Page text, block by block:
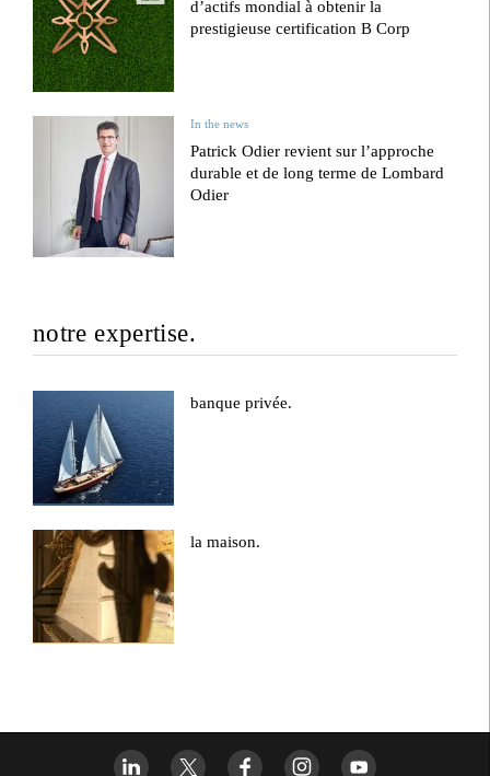
d’actifs mondial à obtenir la
prestigieuse certification B Corp
In the news
Patrick Odier revient sur l’approche
durable et de long terme de Lombard
Odier
notre expertise.
banque privée.
la maison.